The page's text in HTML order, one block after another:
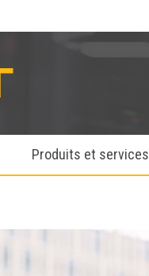
Produits et services